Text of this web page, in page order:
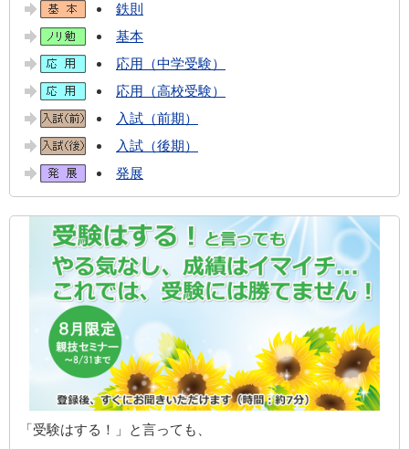
鉄則
基本
応用（中学受験）
応用（高校受験）
入試（前期）
入試（後期）
発展
「受験はする！」と言っても、